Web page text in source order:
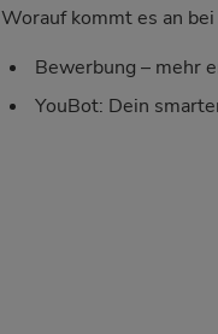
Worauf kommt es an
Bewerbung – mehr
YouBot: Dein